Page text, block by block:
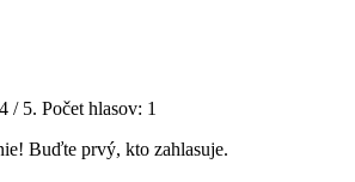
4 / 5. Počet hlasov: 1
Buďte prvý, kto zahlasuje.